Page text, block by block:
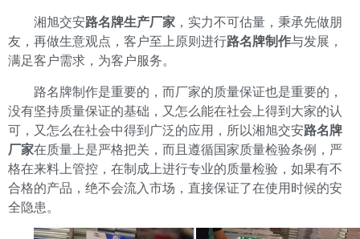
湘旭交安路名牌生产厂家 ，实力不可估量，秉承先做朋
友，再做生意观点，客户至上原则进行路名牌制作与发展，
满足客户需求，为客户服务。
路名牌制作是重要的，而厂家的质量保证也是重要的，
没有坚持质量保证的基础，又怎么能在社会上得到大家的认
可，又怎么在社会中得到广泛的应用，所以湘旭交安路名牌
厂家在质量上是严格把关，而且遵循国家质量检验条例，严
格在来料上管控，在制成上进行专业的质量检验，如果有不
合格的产品，绝不会流入市场，直接保证了在使用时候的安
全隐患。